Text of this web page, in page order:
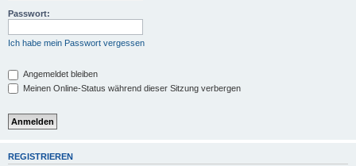
Passwort:
Ich habe mein Passwort vergessen
Angemeldet bleiben
Meinen Online-Status während dieser Sitzung verbergen
REGISTRIEREN